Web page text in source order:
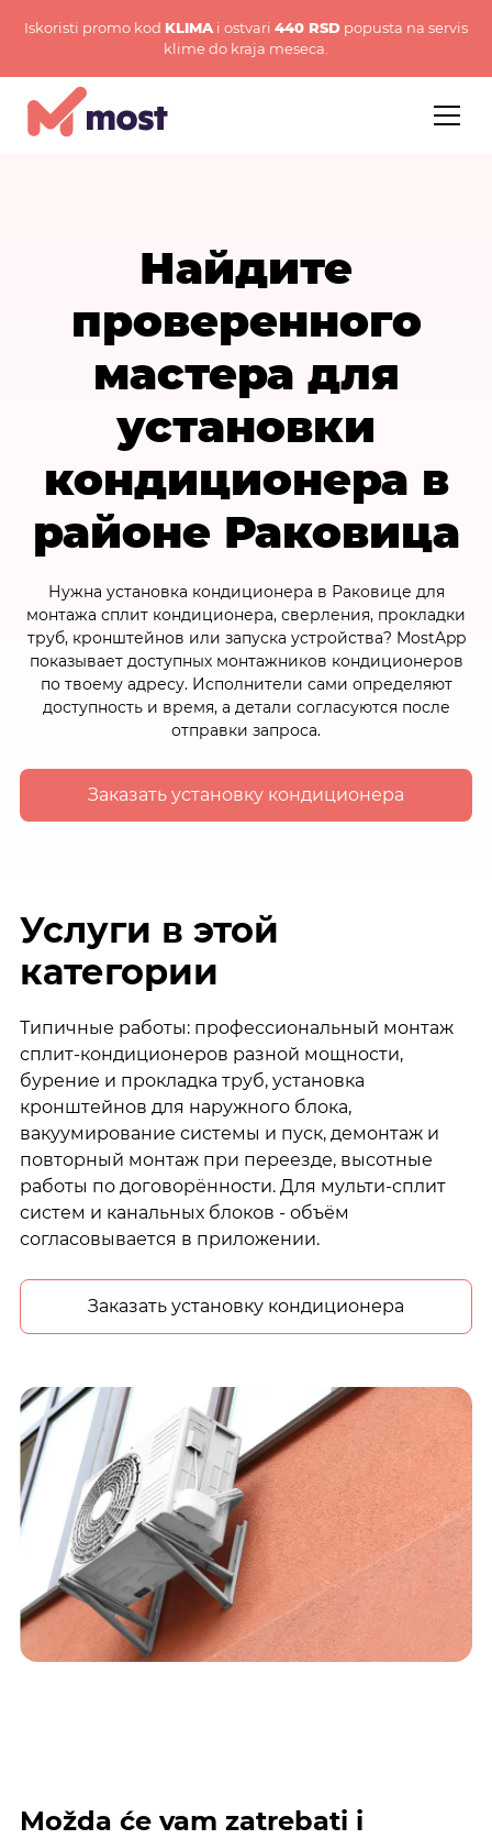
Iskoristi promo kod KLIMA i ostvari 440 RSD popusta na servis
klime do kraja meseca.
Найдите
проверенного
мастера для
установки
кондиционера в
районе Раковица
Нужна установка кондиционера в Раковице для
монтажа сплит кондиционера, сверления, прокладки
труб, кронштейнов или запуска устройства? MostApp
показывает доступных монтажников кондиционеров
по твоему адресу. Исполнители сами определяют
доступность и время, а детали согласуются после
отправки запроса.
Заказать установку кондиционера
Услуги в этой
категории
Типичные работы: профессиональный монтаж
сплит-кондиционеров разной мощности,
бурение и прокладка труб, установка
кронштейнов для наружного блока,
вакуумирование системы и пуск, демонтаж и
повторный монтаж при переезде, высотные
работы по договорённости. Для мульти-сплит
систем и канальных блоков - объём
согласовывается в приложении.
Заказать установку кондиционера
Možda će vam zatrebati i